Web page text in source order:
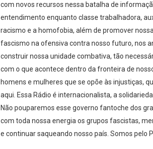
com novos recursos nessa batalha de
entendimento enquanto classe trabalhadora,
racismo e a homofobia, além de promover
fascismo na ofensiva contra nosso futuro, nos
construir nossa unidade combativa, tão
com o que acontece dentro da fronteira de
homens e mulheres que se opõe às injustiças,
aqui. Essa Rádio é internacionalista, a
Não pouparemos esse governo fantoche dos
com toda nossa energia os grupos fascistas,
e continuar saqueando nosso país. Somos pelo